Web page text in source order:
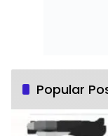
Popular